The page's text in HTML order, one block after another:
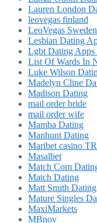
Lauren London
leovegas finland
LeoVegas Sweden
Lesbian Dating
Lgbt Dating Apps
List Of Wards In
Luke Wilson
Madelyn Cline
Madison Dating
mail order bride
mail order wife
Mamba Dating
Manhunt Dating
Maribet casino TR
Masalbet
Match Com
Match Dating
Matt Smith
Mature Singles
MaxiMarkets
MBnov